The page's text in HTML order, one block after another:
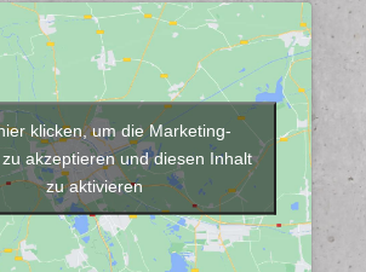
klicken, um die Marketing-
akzeptieren und diesen Inhalt
zu aktivieren